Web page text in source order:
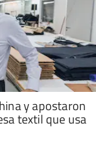
y apostaron
textil que usa